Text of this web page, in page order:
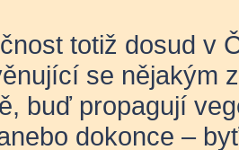
totiž dosud v
se nějakým
buď propagují
dokonce –